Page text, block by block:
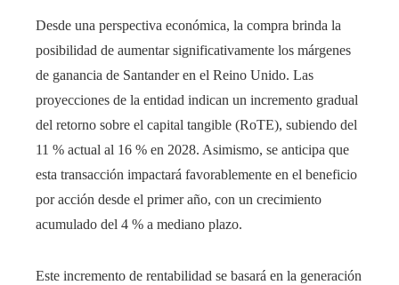
Desde una perspectiva económica, la compra brinda la
posibilidad de aumentar significativamente los márgenes
de ganancia de Santander en el Reino Unido. Las
proyecciones de la entidad indican un incremento gradual
del retorno sobre el capital tangible (RoTE), subiendo del
11 % actual al 16 % en 2028. Asimismo, se anticipa que
esta transacción impactará favorablemente en el beneficio
por acción desde el primer año, con un crecimiento
acumulado del 4 % a mediano plazo.
Este incremento de rentabilidad se basará en la generación